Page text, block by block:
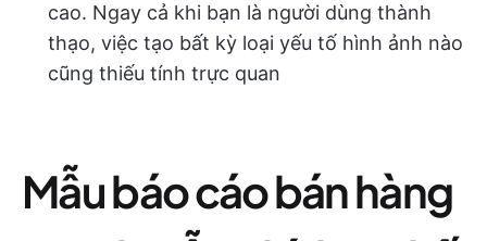
cao. Ngay cả khi bạn là người dùng thành
thạo, việc tạo bất kỳ loại yếu tố hình ảnh nào
cũng thiếu tính trực quan
Mẫu báo cáo bán hàng